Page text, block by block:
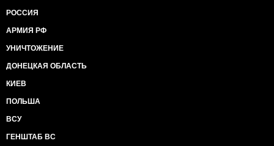
РОССИЯ
АРМИЯ РФ
УНИЧТОЖЕНИЕ
ДОНЕЦКАЯ ОБЛАСТЬ
КИЕВ
ПОЛЬША
ВСУ
ГЕНШТАБ ВС